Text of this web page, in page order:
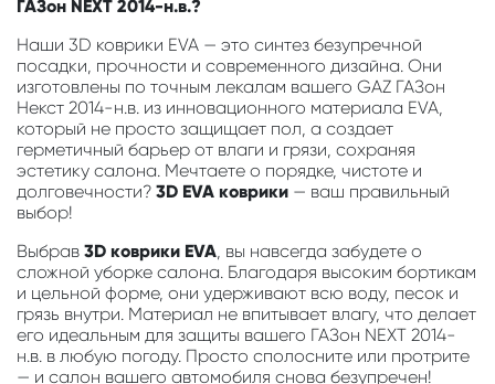
ГАЗон NEXT 2014-н.в.?
Наши 3D коврики EVA — это синтез безупречной
посадки, прочности и современного дизайна. Они
изготовлены по точным лекалам вашего GAZ ГАЗон
Некст 2014-н.в. из инновационного материала EVA,
который не просто защищает пол, а создает
герметичный барьер от влаги и грязи, сохраняя
эстетику салона. Мечтаете о порядке, чистоте и
долговечности? 3D EVA коврики — ваш правильный
выбор!
Выбрав 3D коврики EVA, вы навсегда забудете о
сложной уборке салона. Благодаря высоким бортикам
и цельной форме, они удерживают всю воду, песок и
грязь внутри. Материал не впитывает влагу, что делает
его идеальным для защиты вашего ГАЗон NEXT 2014-
н.в. в любую погоду. Просто сполосните или протрите
— и салон вашего автомобиля снова безупречен!